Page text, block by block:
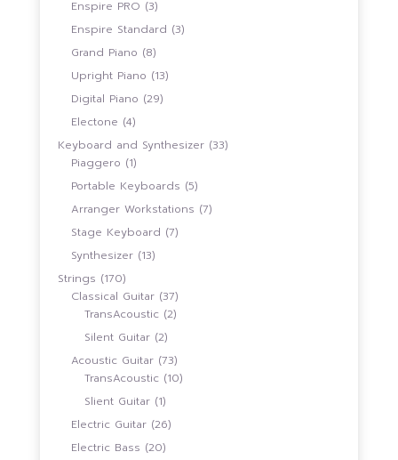
สินค้า
Enspire PRO 33
สินค้า
Enspire Standard 33
Grand Piano 88
สินค้า
Upright Piano 1313
Digital Piano 2929
Electone 44
สินค้า
Keyboard and Synthesizer 3333
Piaggero 11
สินค้า
Portable Keyboards 55
สินค้า
Arranger Workstations 77
Stage Keyboard 77
Synthesizer 1313
Strings 170170
สินค้า
Classical Guitar 3737
สินค้า
TransAcoustic 22
Silent Guitar 22
สินค้า
Acoustic Guitar 7373
สินค้า
TransAcoustic 1010
Slient Guitar 11
สินค้า
Electric Guitar 2626
Electric Bass 2020